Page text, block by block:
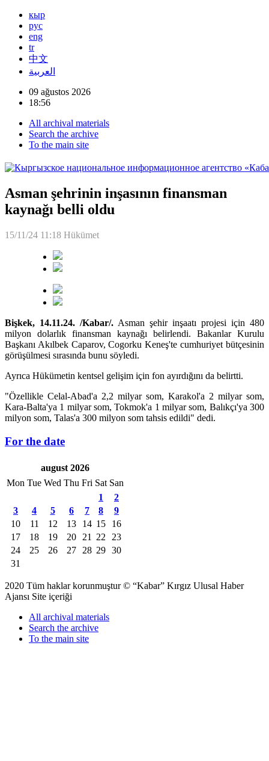
кыр
рус
eng
tr
中文
العربية
09 ağustos 2026
18:56
All archival materials
Search the archive
To the main site
Asman şehrinin inşasının finansman
kaynağı belli oldu
15/11/24 11:18 Hükümet
Bişkek, 14.11.24. /Kabar/. Asman şehir inşaatı projesi için 480
milyon dolarlık finansman kaynağı belirlendi. Bakanlar Kurulu
Başkanı Akılbek Caparov, Cogorku Keneş'te cumhuriyet bütçesinin
görüşülmesi sırasında bunu söyledi.
Ayrıca Hükümetin kentsel gelişim için fon ayırdığını da belirtti.
"Özellikle Celal-Abad'a 2,2 milyar som, Karakol'a 2 milyar som,
Kara-Balta'ya 1 milyar som, Tokmok'a 1 milyar som, Balıkçı'ya 300
milyon som, Talas'a 300 milyon som tahsis edildi" dedi.
For the date
august 2026
Mon Tue Wed Thu Fri Sat San
1
2
3
4 5 6 7 8
9
10
11 12 13 14 15
16
17
18 19 20 21 22
23
24
25 26 27 28 29 30
31
2020 Tüm haklar korunmuştur © “Kabar” Kırgız Ulusal Haber
Ajansı Site içeriği
All archival materials
Search the archive
To the main site